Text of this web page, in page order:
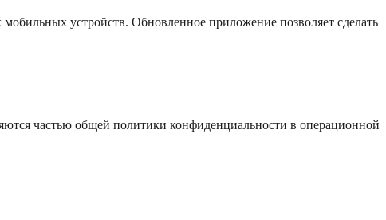
устройств. Обновленное приложение позволяет сделать
частью общей политики конфиденциальности в операционной